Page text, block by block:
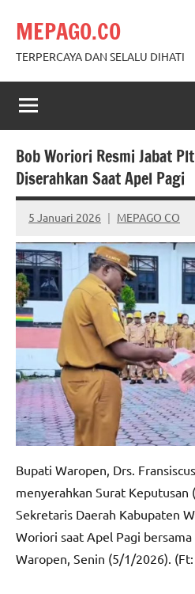
content
MEPAGO.CO
TERPERCAYA DAN SELALU DIHATI
Bob Woriori Resmi Jabat
Diserahkan Saat Apel Pagi
5 Januari 2026 MEPAGO CO
No
comments
Bupati Waropen, Drs.
menyerahkan Surat Keputusan
Sekretaris Daerah Kabupaten
Woriori saat Apel Pagi
Waropen, Senin (5/1/2026). (Ft: